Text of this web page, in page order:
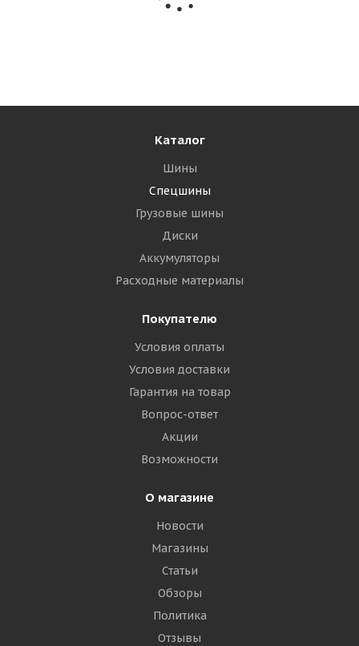
Forerunner 18,5x8,5-8 8PR QH503 TL КИТАЙ
Каталог
Шины
Спецшины
Грузовые шины
Диски
Аккумуляторы
Расходные материалы
Покупателю
Условия оплаты
Условия доставки
Гарантия на товар
Вопрос-ответ
Акции
Возможности
О магазине
Новости
Магазины
Статьи
Обзоры
Политика
Отзывы